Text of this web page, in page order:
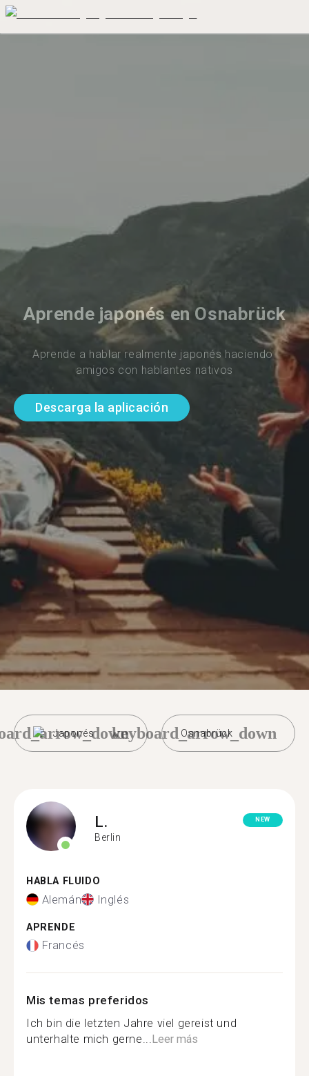
Aprende japonés en Osnabrück
Aprende a hablar realmente japonés haciendo
amigos con hablantes nativos
Descarga la aplicación
Japonés Osnabrück
keyboard_arrow_down
L.
Berlin
NEW
HABLA FLUIDO
Alemán Inglés
APRENDE
Francés
Mis temas preferidos
Ich bin die letzten Jahre viel gereist und
unterhalte mich gerne...Leer más